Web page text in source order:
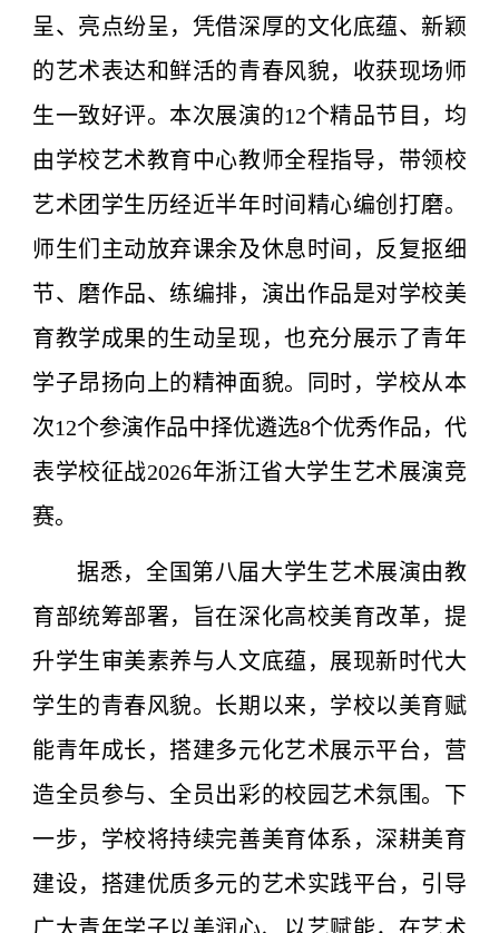
呈、亮点纷呈，凭借深厚的文化底蕴、新颖
的艺术表达和鲜活的青春风貌，收获现场师
生一致好评。本次展演的12个精品节目，均
由学校艺术教育中心教师全程指导，带领校
艺术团学生历经近半年时间精心编创打磨。
师生们主动放弃课余及休息时间，反复抠细
节、磨作品、练编排，演出作品是对学校美
育教学成果的生动呈现，也充分展示了青年
学子昂扬向上的精神面貌。同时，学校从本
次12个参演作品中择优遴选8个优秀作品，代
表学校征战2026年浙江省大学生艺术展演竞
赛。
据悉，全国第八届大学生艺术展演由教
育部统筹部署，旨在深化高校美育改革，提
升学生审美素养与人文底蕴，展现新时代大
学生的青春风貌。长期以来，学校以美育赋
能青年成长，搭建多元化艺术展示平台，营
造全员参与、全员出彩的校园艺术氛围。下
一步，学校将持续完善美育体系，深耕美育
建设，搭建优质多元的艺术实践平台，引导